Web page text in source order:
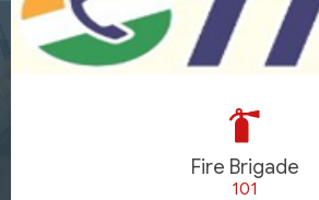
Fire Brigade
101